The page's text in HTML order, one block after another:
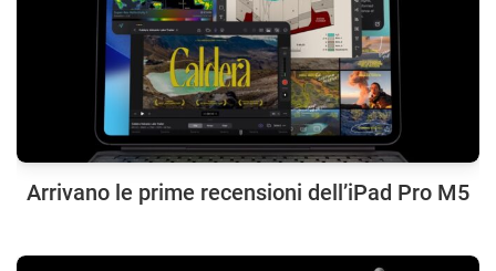
Arrivano le prime recensioni dell’iPad Pro M5